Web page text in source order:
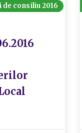
consiliu 2016